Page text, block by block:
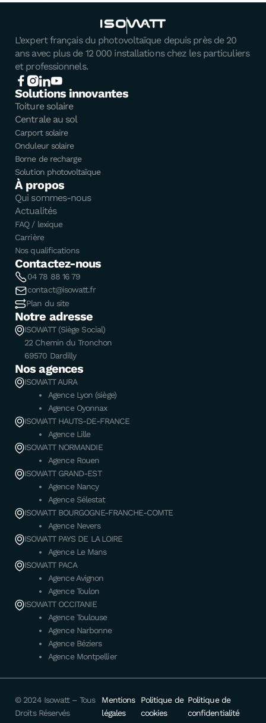
L’expert français du photovoltaïque depuis près de 20
ans avec plus de 12 000 installations chez les particuliers
et professionnels.
Solutions innovantes
Toiture solaire
Centrale au sol
Carport solaire
Onduleur solaire
Borne de recharge
Solution photovoltaïque
À propos
Qui sommes-nous
Actualités
FAQ / lexique
Carrière
Nos qualifications
Contactez-nous
04 78 88 16 79
contact@isowatt.fr
Plan du site
Notre adresse
ISOWATT (Siège Social)
22 Chemin du Tronchon
69570 Dardilly
Nos agences
ISOWATT AURA
Agence Lyon (siège)
Agence Oyonnax
ISOWATT HAUTS-DE-FRANCE
Agence Lille
ISOWATT NORMANDIE
Agence Rouen
ISOWATT GRAND-EST
Agence Nancy
Agence Sélestat
ISOWATT BOURGOGNE-FRANCHE-COMTE
Agence Nevers
ISOWATT PAYS DE LA LOIRE
Agence Le Mans
ISOWATT PACA
Agence Avignon
Agence Toulon
ISOWATT OCCITANIE
Agence Toulouse
Agence Narbonne
Agence Béziers
Agence Montpellier
© 2024 Isowatt – Tous
Droits Réservés
Mentions
légales
Politique de
cookies
Politique de
confidentialité